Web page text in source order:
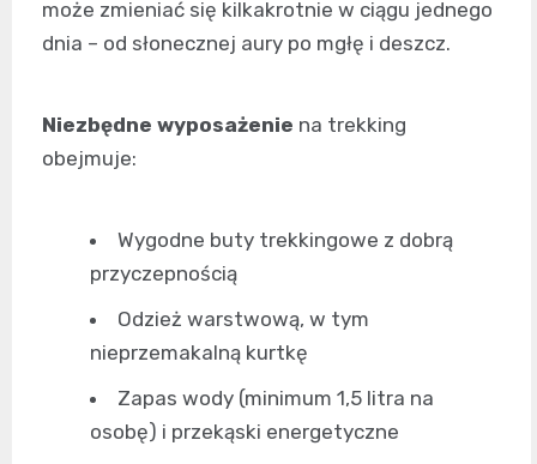
może zmieniać się kilkakrotnie w ciągu jednego
dnia – od słonecznej aury po mgłę i deszcz.
Niezbędne wyposażenie na trekking
obejmuje:
Wygodne buty trekkingowe z dobrą
przyczepnością
Odzież warstwową, w tym
nieprzemakalną kurtkę
Zapas wody (minimum 1,5 litra na
osobę) i przekąski energetyczne